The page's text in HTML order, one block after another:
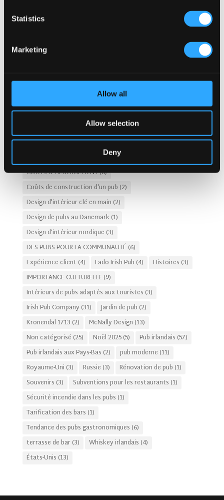
Statistics
Marketing
Allow all
Allow selection
Deny
Boîte de nuit
Concept de pub irlandais
(2)
Conception de plats et de boissons(28)
Conception de pubs durables(9)
CONCEPTION DE PUBS ET DE RESTAURANTS D'HÔTEL(14)
Conception de pubs irlandais(80)
Conception de restaurants(11)
Conceptions de pubs irlandais aux Pays-Bas
COÛTS D’HÉBERGEMENT(8)
Coûts de construction d'un pub (2)
Design d'intérieur clé en main (2)
Design de pubs au Danemark (1)
Design d’intérieur nordique (3)
DES PUBS POUR LA COMMUNAUTÉ (6)
Expérience client (4) Fado Irish Pub (4) Histoires (3)
IMPORTANCE CULTURELLE (9)
Intérieurs de pubs adaptés aux touristes (3)
Irish Pub Company (31) Jardin de pub (2)
Kronendal 1713 (2) McNally Design (13)
Non catégorisé (25) Noël 2025(5) Pub irlandais (57)
Pub irlandais aux Pays-Bas (2) pub moderne (11)
Royaume-Uni (3) Russie (3) Rénovation de pub (1)
Souvenirs (3) Subventions pour les restaurants (1)
Sécurité incendie dans les pubs (1)
Tarification des bars (1)
Tendance des pubs gastronomiques (6)
terrasse de bar(3) Whiskey irlandais (4)
États-Unis (13)